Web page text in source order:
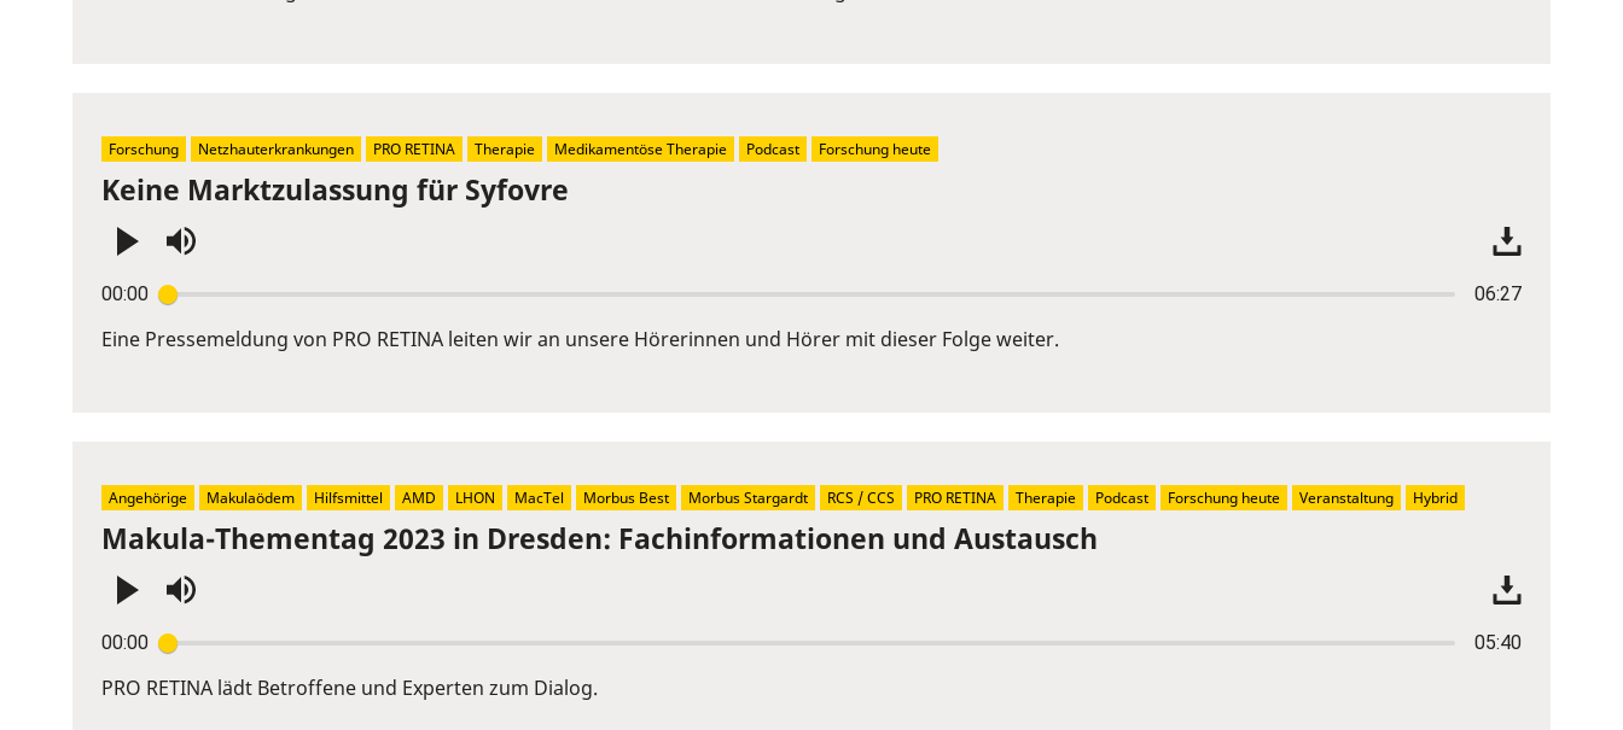
Keine Marktzulassung für Syfovre
00:00 06:27
Enter
or
slider.
Eine Pressemeldung von PRO RETINA leiten wir an unsere Hörerinnen und Hörer mit dieser Folge weiter.
Forschung Netzhauterkrankungen PRO RETINA Therapie Medikamentöse Therapie Podcast Forschung heute
Makula-Thementag 2023 in Dresden: Fachinformationen und Austausch
00:00 05:40
Enter
or
PRO RETINA lädt Betroffene und Experten zum Dialog.
Angehörige Makulaödem Hilfsmittel AMD LHON MacTel Morbus Best Morbus Stargardt RCS / CCS PRO RETINA Therapie Podcast Forschung heute Veranstaltung Hybrid